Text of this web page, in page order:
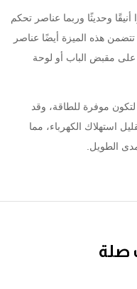
وحديثًا وربما عناصر تحكم
هذه الميزة أيضًا عناصر
مقبض الباب أو لوحة
موفرة للطاقة، وقد
استهلاك الكهرباء، مما
الطويل.
صلة